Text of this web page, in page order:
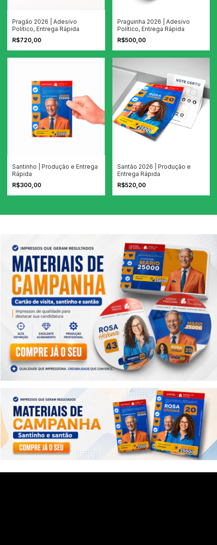
Pragão 2026 | Adesivo
Político, Entrega Rápida
R$720,00
Praguinha 2026 | Adesivo
Político, Entrega Rápida
R$500,00
Santinho | Produção e Entrega
Rápida
R$300,00
Santão 2026 | Produção e
Entrega Rápida
R$520,00